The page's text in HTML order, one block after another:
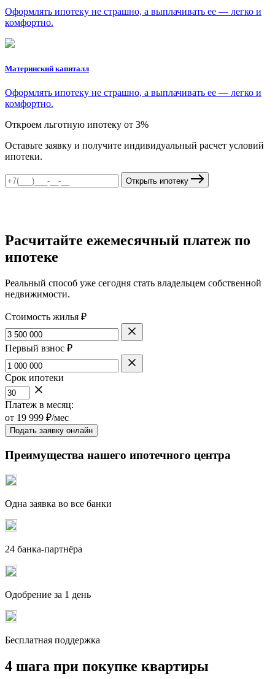
Оформлять ипотеку не страшно, а выплачивать ее — легко и
комфортно.
Материнский капиталл
Оформлять ипотеку не страшно, а выплачивать ее — легко и
комфортно.
Откроем льготную ипотеку от 3%
Оставьте заявку и получите индивидуальный расчет условий
ипотеки.
Открыть ипотеку
Расчитайте ежемесячный платеж по
ипотеке
Реальный способ уже сегодня стать владельцем собственной
недвижимости.
Стоимость жилья ₽
Первый взнос ₽
Срок ипотеки
Платеж в месяц:
от 19 999 ₽/мес
Подать заявку онлайн
Преимущества нашего ипотечного центра
Одна заявка во все банки
24 банка-партнёра
Одобрение за 1 день
Бесплатная поддержка
4 шага при покупке квартиры